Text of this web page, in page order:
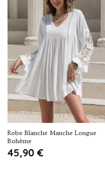
Robe Blanche Manche Longue
Bohème
45,90 €